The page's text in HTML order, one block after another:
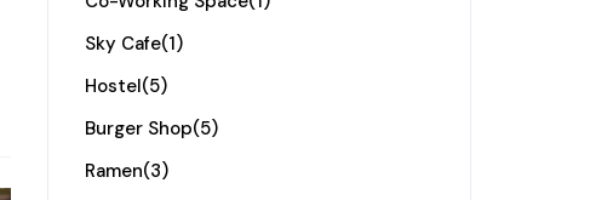
Sky Cafe(1)
Hostel(5)
Burger Shop(5)
Ramen(3)